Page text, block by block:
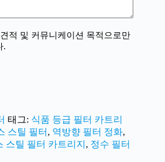
적 및 커뮤니케이션 목적으로만
.
태그: 식품 등급 필터 카트리
스틸 필터 , 역방향 필터 정화,
스틸 필터 카트리지 , 정수 필터